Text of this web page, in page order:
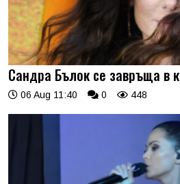
Сандра Бълок се завръща в
06 Aug 11:40 0 448